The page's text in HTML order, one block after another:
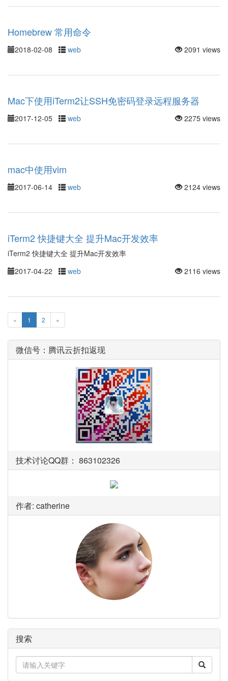
Homebrew 常用命令
2018-02-08 web 2091 views
Mac下使用iTerm2让SSH免密码登录远程服务器
2017-12-05 web 2275 views
mac中使用vim
2017-06-14 web 2124 views
iTerm2 快捷键大全 提升Mac开发效率
iTerm2 快捷键大全 提升Mac开发效率
2017-04-22
web 2116 views
« 1 2 »
微信号：腾讯云折扣返现
技术讨论QQ群： 863102326
作者: catherine
搜索